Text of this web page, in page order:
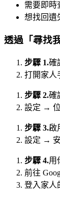
需要即時
想找回遺
透過「尋找
步驟 1.確
打開家人
步驟 2.確
設定 →
步驟 3.啟
設定 →
步驟 4.用
前往
登入家人